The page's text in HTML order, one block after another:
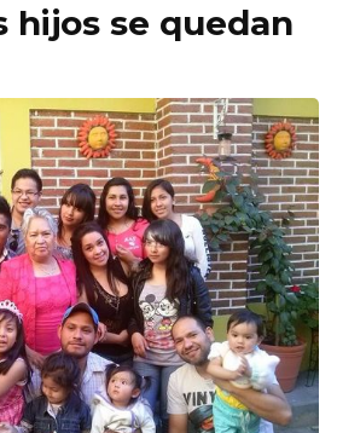
hijos se quedan